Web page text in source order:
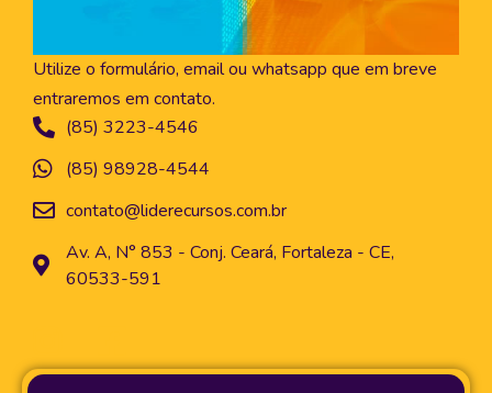
Utilize o formulário, email ou whatsapp que em breve
entraremos em contato.
(85) 3223-4546
(85) 98928-4544
contato@liderecursos.com.br
Av. A, N° 853 - Conj. Ceará, Fortaleza - CE,
60533-591